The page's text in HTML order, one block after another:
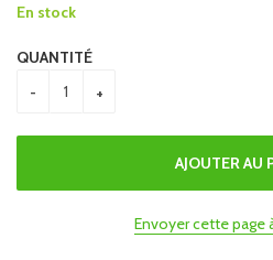
En stock
QUANTITÉ
Envoyer cette page